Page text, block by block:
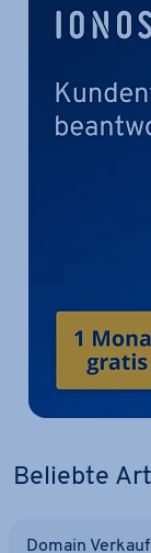
Beliebte
Domain